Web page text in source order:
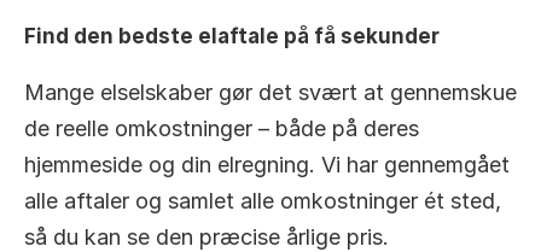
Find den bedste elaftale på få sekunder
Mange elselskaber gør det svært at gennemskue
de reelle omkostninger – både på deres
hjemmeside og din elregning. Vi har gennemgået
alle aftaler og samlet alle omkostninger ét sted,
så du kan se den præcise årlige pris.